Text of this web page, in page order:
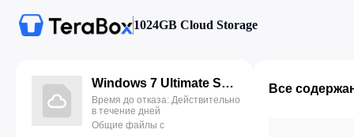
1024GB Cloud Storage
Windows 7 Ultimate SP1 32-Bit Official (TTM).iso
Время до отказа: Действительно
в течение дней
Общие файлы с
Все